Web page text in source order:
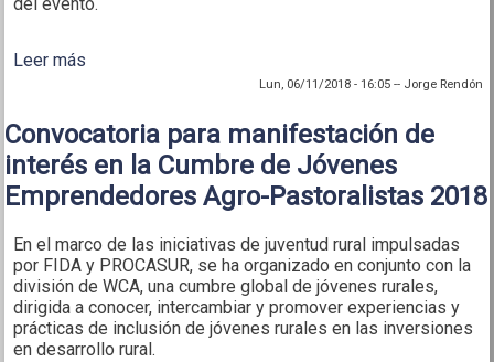
del evento.
Leer más
en la Cumbre de Jóvenes Emprendedores Agro-
Lun, 06/11/2018 - 16:05-- Jorge Rendón
Convocatoria para manifestación de
interés en la Cumbre de Jóvenes
Emprendedores Agro-Pastoralistas 2018
En el marco de las iniciativas de juventud rural impulsadas
por FIDA y PROCASUR, se ha organizado en conjunto con la
división de WCA, una cumbre global de jóvenes rurales,
dirigida a conocer, intercambiar y promover experiencias y
prácticas de inclusión de jóvenes rurales en las inversiones
en desarrollo rural.